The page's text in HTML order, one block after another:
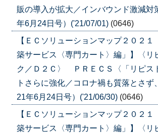
販の導入が拡大／インバウンド激減対
年6月24日号）('21/07/01) (0646)
【ＥＣソリューションマップ２０２１
築サービス〈専門カート〉編」】〈リ
ク／Ｄ２Ｃ〉 ＰＲＥＣＳ〈「リピス
トさらに強化／コロナ禍も質落とさず
21年6月24日号）('21/06/30) (0646)
【ＥＣソリューションマップ２０２１
築サービス〈専門カート〉編」】〈リ